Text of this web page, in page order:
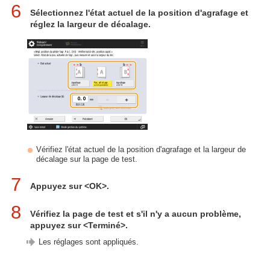
6
Sélectionnez l'état actuel de la position d'agrafage et
réglez la largeur de décalage.
Vérifiez l'état actuel de la position d'agrafage et la largeur de
décalage sur la page de test.
7 Appuyez sur <OK>.
8
Vérifiez la page de test et s'il n'y a aucun problème,
appuyez sur <Terminé>.
Les réglages sont appliqués.